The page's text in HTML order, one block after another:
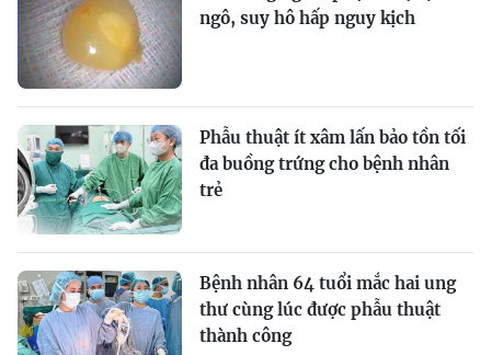
ngô, suy hô hấp nguy kịch
Phẫu thuật ít xâm lấn bảo tồn tối
đa buồng trứng cho bệnh nhân
trẻ
Bệnh nhân 64 tuổi mắc hai ung
thư cùng lúc được phẫu thuật
thành công